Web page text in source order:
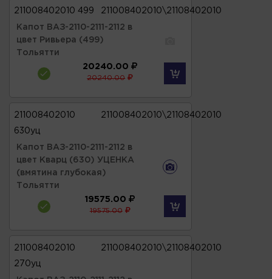
211008402010 499 211008402010\21108402010
Капот ВАЗ-2110-2111-2112 в
цвет Ривьера (499)
Тольятти
20240.00
20240.00
211008402010
630уц
211008402010\21108402010
Капот ВАЗ-2110-2111-2112 в
цвет Кварц (630) УЦЕНКА
(вмятина глубокая)
Тольятти
19575.00
19575.00
211008402010
270уц
211008402010\21108402010